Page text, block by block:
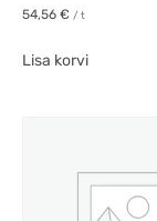
54,56 € / t
Lisa korvi